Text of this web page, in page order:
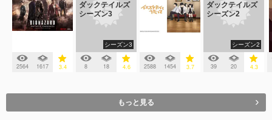
2564 1617 3.4
ダックテイルズ
シーズン3
シーズン3
8 18 4.6 2588 1454 3.7
ダックテイルズ
シーズン2
シーズン2
39 20 4.3
もっと見る